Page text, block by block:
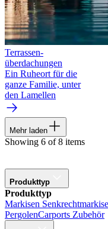
Terrassen­
überdachungen
Ein Ruheort für die
ganze Familie, unter
den Lamellen
Mehr laden
Showing 6 of 8 items
Produkttyp
Produkttyp
Markisen
PergolenCarports Zubehör